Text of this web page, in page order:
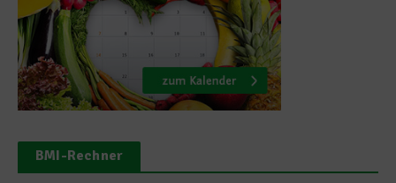
BMI-Rechner